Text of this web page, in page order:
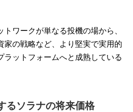
ワークが単なる投機の場から、
家の戦略など、より堅実で実用的
ラットフォームへと成熟している
るソラナの将来価格